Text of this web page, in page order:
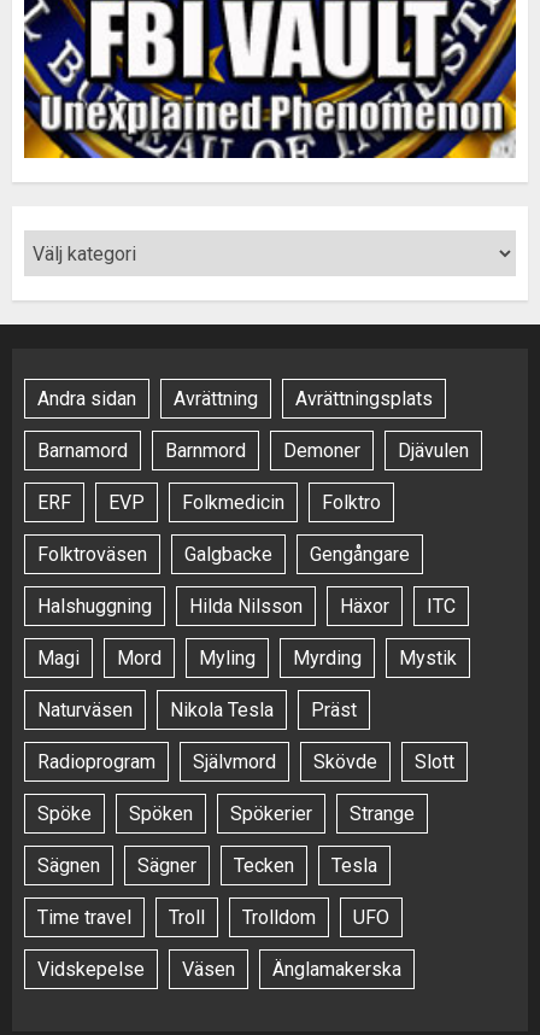
Andra sidan Avrättning Avrättningsplats
Barnamord Barnmord Demoner Djävulen
ERF EVP Folkmedicin Folktro
Folktroväsen Galgbacke Gengångare
Halshuggning Hilda Nilsson Häxor ITC
Magi Mord Myling Myrding Mystik
Naturväsen Nikola Tesla Präst
Radioprogram Självmord Skövde Slott
Spöke Spöken Spökerier Strange
Sägnen Sägner Tecken Tesla
Time travel Troll Trolldom UFO
Vidskepelse Väsen Änglamakerska